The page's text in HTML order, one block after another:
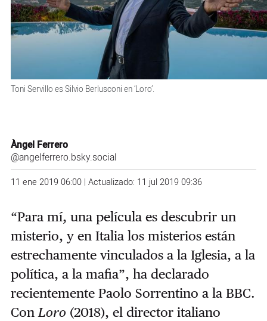
Toni Servillo es Silvio Berlusconi en ‘Loro’.
Àngel Ferrero
@angelferrero.bsky.social
11 ene 2019 06:00 | Actualizado: 11 jul 2019 09:36
“Para mí, una película es descubrir un
misterio, y en Italia los misterios están
estrechamente vinculados a la Iglesia, a la
política, a la mafia”, ha declarado
recientemente Paolo Sorrentino a la BBC.
Con Loro (2018), el director italiano